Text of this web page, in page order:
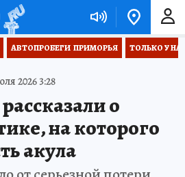
АВТОПРОБЕГИ  ПРИМОРЬЯ ТОЛЬКО У
2026 3:28
о
на которого
акула